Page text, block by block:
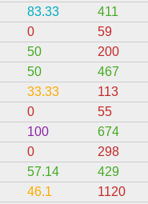
83.33 411
0 59
50 200
50 467
33.33 113
0 55
100 674
0 298
57.14 429
46.1 1120